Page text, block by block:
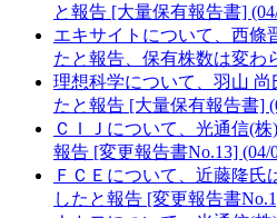
と報告 [大量保有報告書]
エキサイトについて、西條
たと報告、保有株数は変わ
理想科学について、羽山 尚
たと報告 [大量保有報告書]
ＣＩＪについて、光通信(
報告 [変更報告書No.13] (04/
ＦＣＥについて、近藤隆氏
したと報告 [変更報告書